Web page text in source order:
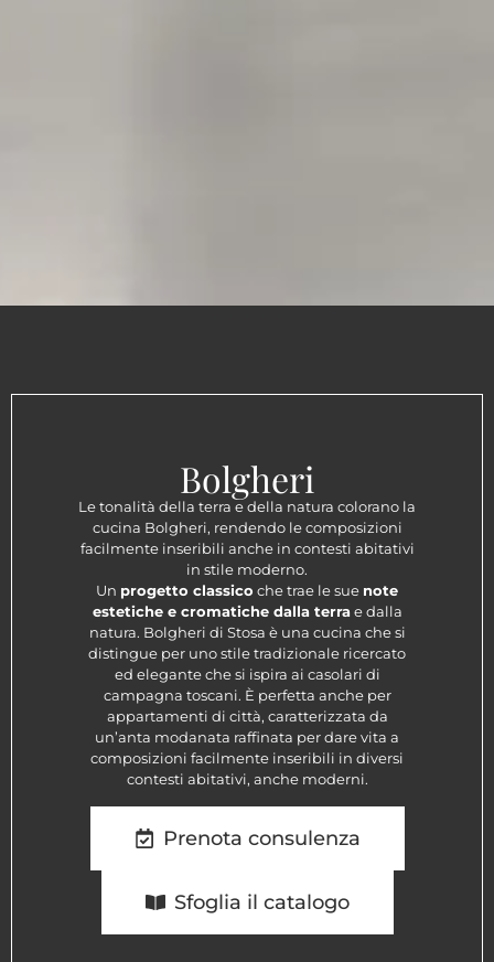
Bolgheri
Le tonalità della terra e della natura colorano la
cucina Bolgheri, rendendo le composizioni
facilmente inseribili anche in contesti abitativi
in stile moderno.
Un progetto classico che trae le sue note
estetiche e cromatiche dalla terrae dalla
natura. Bolgheri di Stosa è una cucina che si
distingue per uno stile tradizionale ricercato
ed elegante che si ispira ai casolari di
campagna toscani. È perfetta anche per
appartamenti di città, caratterizzata da
un’anta modanata raffinata per dare vita a
composizioni facilmente inseribili in diversi
contesti abitativi, anche moderni.
Prenota consulenza
Sfoglia il catalogo